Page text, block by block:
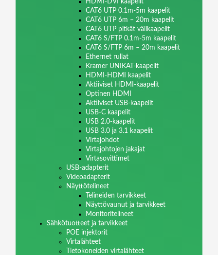
HDMI-DVI kaapelit
CAT6 UTP 0.1m-5m kaapelit
CAT6 UTP 6m – 20m kaapelit
CAT6 UTP pitkät välikaapelit
CAT6 S/FTP 0.1m-5m kaapelit
CAT6 S/FTP 6m – 20m kaapelit
Ethernet rullat
Kramer UNIKAT-kaapelit
HDMI-HDMI kaapelit
Aktiiviset HDMI-kaapelit
Optinen HDMI
Aktiiviset USB-kaapelit
USB-C kaapelit
USB 2.0-kaapelit
USB 3.0 ja 3.1 kaapelit
Virtajohdot
Virtajohtojen jakajat
Virtasovittimet
USB-adapterit
Videoadapterit
Näyttötelineet
Telineiden tarvikkeet
Näyttövaunut ja tarvikkeet
Monitoritelineet
Sähkötuotteet ja tarvikkeet
POE injektorit
Virtalähteet
Tietokoneiden virtalähteet